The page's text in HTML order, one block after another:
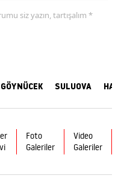
siz yazın, tartışalım *
GÖYNÜCEK SULUOVA
Foto
Galeriler
Video
Galeriler